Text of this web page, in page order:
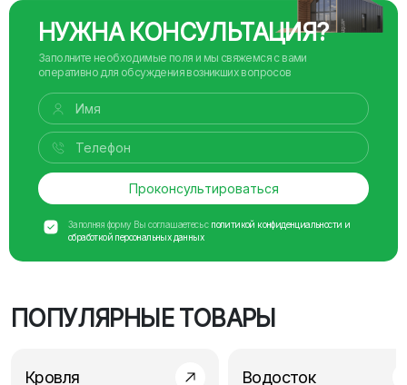
НУЖНА КОНСУЛЬТАЦИЯ?
Заполните необходимые поля и мы свяжемся с вами
оперативно для обсуждения возникших вопросов
Проконсультироваться
Заполняя форму Вы соглашаетесь с политикой конфиденциальности и
обработкой персональных данных
ПОПУЛЯРНЫЕ ТОВАРЫ
Кровля Водосток